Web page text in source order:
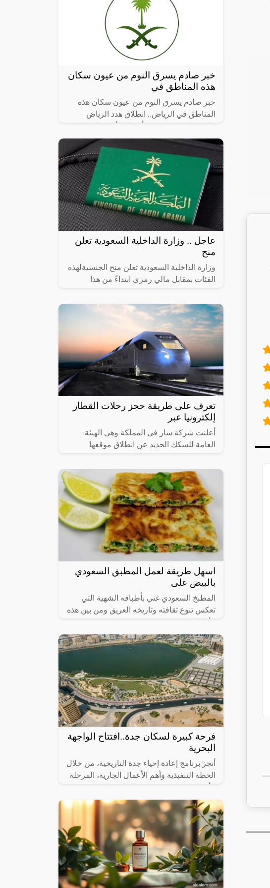
خبر صادم يسرق النوم من عيون سكان
هذه المناطق في
خبر صادم يسرق النوم من عيون سكان هذه
المناطق في الرياض.. انطلاق هدد الرياض
التي سيتم إزالتها، حيث أن أماكن إزالة
عاجل .. وزارة الداخلية السعودية تعلن
منح
وزارة الداخلية السعودية تعلن منح الجنسيةلهذه
الفئات بمقابل مالي رمزي ابتداءً من هذا
تعرف على طريقة حجز رحلات القطار
إلكترونيا عبر
أعلنت شركة سار في المملكة وهي الهيئة
العامة للسكك الحديد عن انطلاق موقعها
الأشخاص حجز القطارات ومعرفة المواعيد
المختلفة لها،
اسهل طريقة لعمل المطبق السعودي
بالبيض على
المطبخ السعودي غني بأطباقه الشهية التي
تعكس تنوع ثقافته وتاريخه العريق ومن بين هذه
رقيقة محشوة بالبيض واللحم المفروم
فرحة كبيرة لسكان جدة..افتتاح الواجهة
البحرية
أنجز برنامج إعادة إحياء جدة التاريخية، من خلال
الخطة التنفيذية وأهم الأعمال الجارية، المرحلة
عام 2023، التي تضمنت